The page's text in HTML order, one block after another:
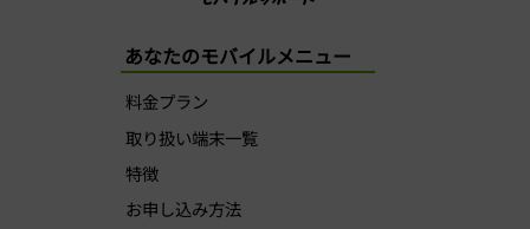
あなたのモバイルメニュー
料金プラン
取り扱い端末一覧
特徴
お申し込み方法